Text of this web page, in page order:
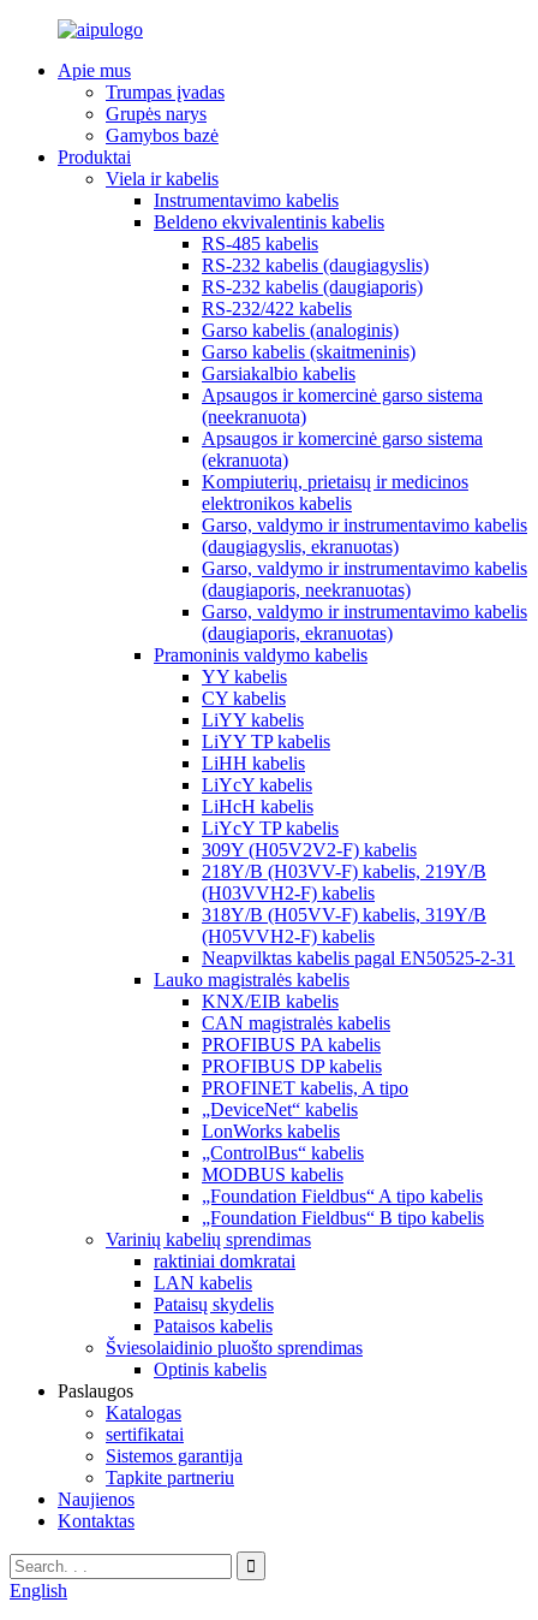
Apie mus
Trumpas įvadas
Grupės narys
Gamybos bazė
Produktai
Viela ir kabelis
Instrumentavimo kabelis
Beldeno ekvivalentinis kabelis
RS-485 kabelis
RS-232 kabelis (daugiagyslis)
RS-232 kabelis (daugiaporis)
RS-232/422 kabelis
Garso kabelis (analoginis)
Garso kabelis (skaitmeninis)
Garsiakalbio kabelis
Apsaugos ir komercinė garso sistema
(neekranuota)
Apsaugos ir komercinė garso sistema
(ekranuota)
Kompiuterių, prietaisų ir medicinos
elektronikos kabelis
Garso, valdymo ir instrumentavimo kabelis
(daugiagyslis, ekranuotas)
Garso, valdymo ir instrumentavimo kabelis
(daugiaporis, neekranuotas)
Garso, valdymo ir instrumentavimo kabelis
(daugiaporis, ekranuotas)
Pramoninis valdymo kabelis
YY kabelis
CY kabelis
LiYY kabelis
LiYY TP kabelis
LiHH kabelis
LiYcY kabelis
LiHcH kabelis
LiYcY TP kabelis
309Y (H05V2V2-F) kabelis
218Y/B (H03VV-F) kabelis, 219Y/B
(H03VVH2-F) kabelis
318Y/B (H05VV-F) kabelis, 319Y/B
(H05VVH2-F) kabelis
Neapvilktas kabelis pagal EN50525-2-31
Lauko magistralės kabelis
KNX/EIB kabelis
CAN magistralės kabelis
PROFIBUS PA kabelis
PROFIBUS DP kabelis
PROFINET kabelis, A tipo
„DeviceNet“ kabelis
LonWorks kabelis
„ControlBus“ kabelis
MODBUS kabelis
„Foundation Fieldbus“ A tipo kabelis
„Foundation Fieldbus“ B tipo kabelis
Varinių kabelių sprendimas
raktiniai domkratai
LAN kabelis
Pataisų skydelis
Pataisos kabelis
Šviesolaidinio pluošto sprendimas
Optinis kabelis
Paslaugos
Katalogas
sertifikatai
Sistemos garantija
Tapkite partneriu
Naujienos
Kontaktas
English